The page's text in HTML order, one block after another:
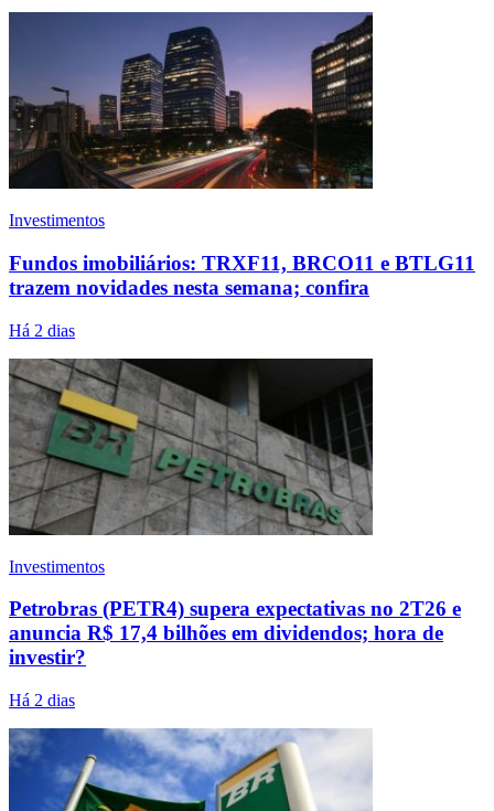
Investimentos
Fundos imobiliários: TRXF11, BRCO11 e BTLG11
trazem novidades nesta semana; confira
Há 2 dias
Investimentos
Petrobras (PETR4) supera expectativas no 2T26 e
anuncia R$ 17,4 bilhões em dividendos; hora de
investir?
Há 2 dias